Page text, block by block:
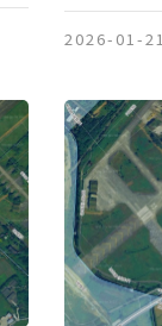
2026-01-21